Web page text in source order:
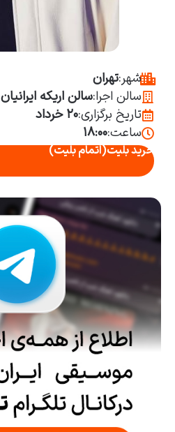
شهر:تهران
سالن اجرا:سالن اریکه ایرانیان
تاریخ برگزاری:۲۰ خرداد
ساعت:۱۸:۰۰
خرید بلیت(اتمام بلیت)